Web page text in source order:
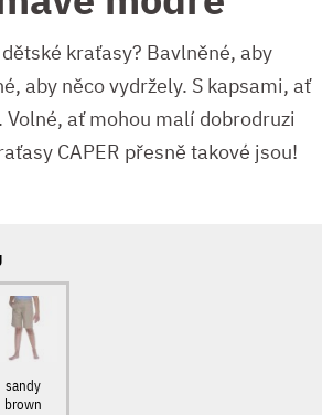
kraťasy? Bavlněné, aby
aby něco vydržely. S kapsami, ať
ať mohou malí dobrodruzi
CAPER přesně takové jsou!
sandy
brown